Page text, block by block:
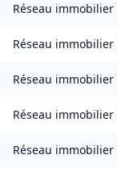
Réseau immobilier
Réseau immobilier
Réseau immobilier
Réseau immobilier
Réseau immobilier